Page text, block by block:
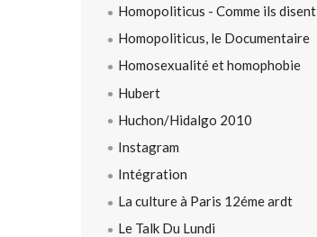
Homopoliticus - Comme ils disent
Homopoliticus, le Documentaire
Homosexualité et homophobie
Hubert
Huchon/Hidalgo 2010
Instagram
Intégration
La culture à Paris 12éme ardt
Le Talk Du Lundi